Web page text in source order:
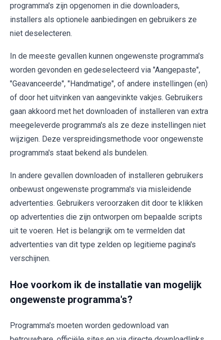
programma's zijn opgenomen in die downloaders,
installers als optionele aanbiedingen en gebruikers ze
niet deselecteren.
In de meeste gevallen kunnen ongewenste programma's
worden gevonden en gedeselecteerd via "Aangepaste",
"Geavanceerde", "Handmatige", of andere instellingen (en)
of door het uitvinken van aangevinkte vakjes. Gebruikers
gaan akkoord met het downloaden of installeren van extra
meegeleverde programma's als ze deze instellingen niet
wijzigen. Deze verspreidingsmethode voor ongewenste
programma's staat bekend als bundelen.
In andere gevallen downloaden of installeren gebruikers
onbewust ongewenste programma's via misleidende
advertenties. Gebruikers veroorzaken dit door te klikken
op advertenties die zijn ontworpen om bepaalde scripts
uit te voeren. Het is belangrijk om te vermelden dat
advertenties van dit type zelden op legitieme pagina's
verschijnen.
Hoe voorkom ik de installatie van mogelijk
ongewenste programma's?
Programma's moeten worden gedownload van